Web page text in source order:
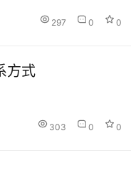
297 0 0
方式
303 0 0